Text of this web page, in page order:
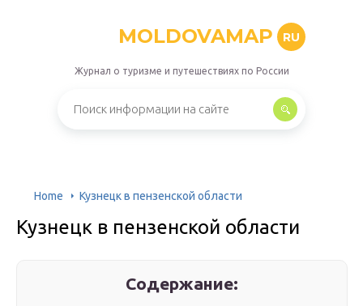
MOLDOVAMAP RU
Журнал о туризме и путешествиях по России
Home Кузнецк в пензенской области
Кузнецк в пензенской области
Содержание: